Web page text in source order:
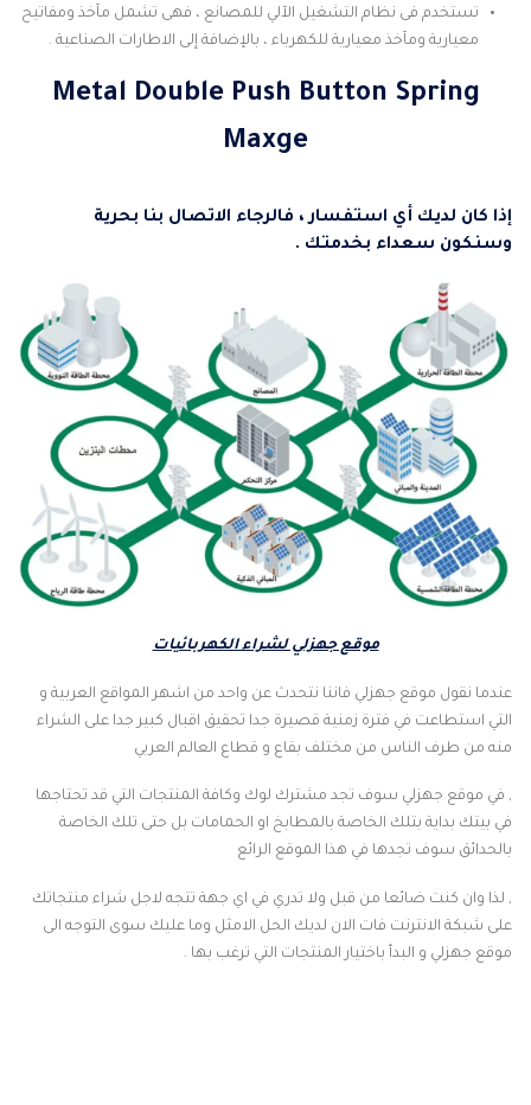
تستخدم فى نظام التشغيل الآلي للمصانع ، فهى تشمل مآخذ ومفاتيح
معيارية ومآخذ معيارية للكهرباء ، بالإضافة إلى الاطارات الصناعية .
Metal Double Push Button Spring
Maxge
إذا كان لديك أي استفسار ، فالرجاء الاتصال بنا بحرية
وسنكون سعداء بخدمتك .
موقع جهزلي لشراء الكهربائيات
عندما نقول موقع جهزلي فاننا نتحدث عن واحد من اشهر المواقع العربية و
التي استطاعت في فترة زمنية قصيرة جدا تحقيق اقبال كبير جدا على الشراء
منه من طرف الناس من مختلف بقاع و قطاع العالم العربي
, في موقع جهزلي سوف تجد مشترك لوك وكافة المنتجات التي قد تحتاجها
في بيتك بداية بتلك الخاصة بالمطابخ او الحمامات بل حتى تلك الخاصة
بالحدائق سوف تجدها في هذا الموقع الرائع
, لذا وان كنت ضائعا من قبل ولا تدري في اي جهة تتجه لاجل شراء منتجاتك
على شبكة الانترنت فات الان لديك الحل الامثل وما عليك سوى التوجه الى
موقع جهزلي و البدأ باختيار المنتجات التي ترغب بها .